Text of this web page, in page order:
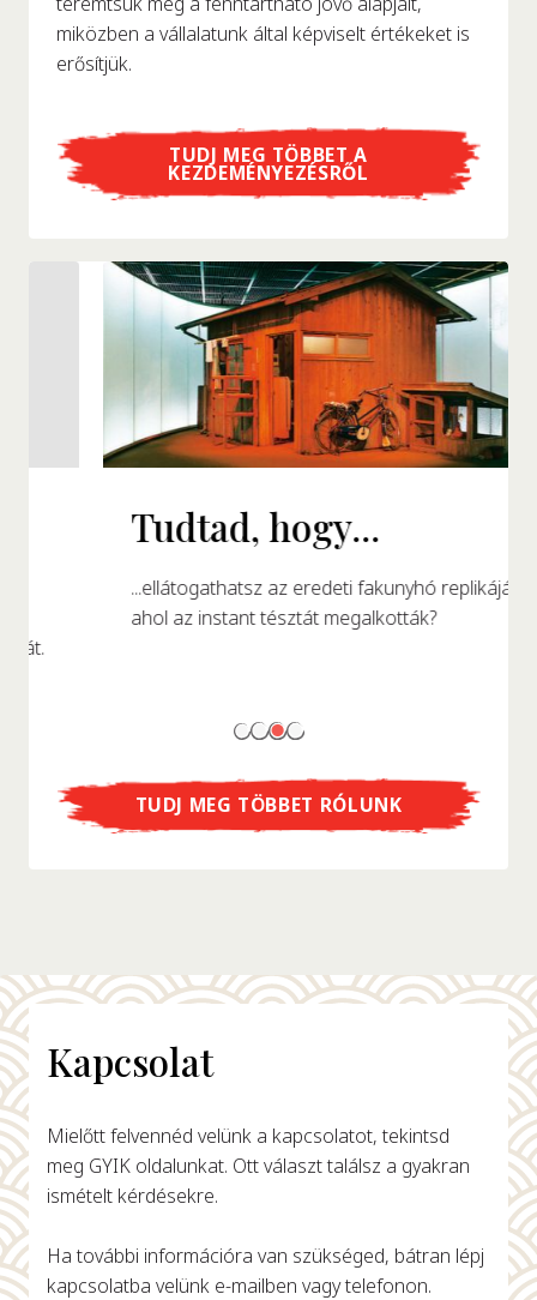
miközben a vállalatunk által képviselt értékeket is
erősítjük.
TUDJ MEG TÖBBET A
KEZDEMÉNYEZÉSRŐL
Tudtad, hogy...
...ellátogathatsz az eredeti fakunyhó replikájába,
ahol az instant tésztát megalkották?
TUDJ MEG TÖBBET RÓLUNK
Kapcsolat
Mielőtt felvennéd velünk a kapcsolatot, tekintsd
meg GYIK oldalunkat. Ott választ találsz a gyakran
ismételt kérdésekre.
Ha további információra van szükséged, bátran lépj
kapcsolatba velünk e-mailben vagy telefonon.